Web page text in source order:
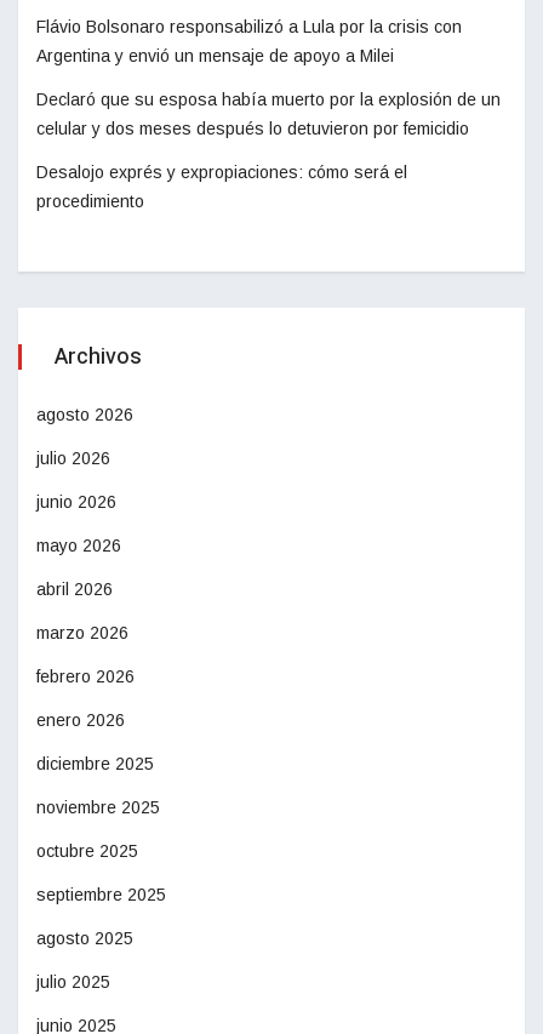
Flávio Bolsonaro responsabilizó a Lula por la crisis con
Argentina y envió un mensaje de apoyo a Milei
Declaró que su esposa había muerto por la explosión de un
celular y dos meses después lo detuvieron por femicidio
Desalojo exprés y expropiaciones: cómo será el
procedimiento
Archivos
agosto 2026
julio 2026
junio 2026
mayo 2026
abril 2026
marzo 2026
febrero 2026
enero 2026
diciembre 2025
noviembre 2025
octubre 2025
septiembre 2025
agosto 2025
julio 2025
junio 2025